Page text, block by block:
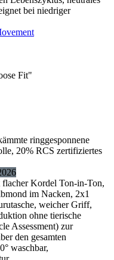
bei niedriger
Fit"
ringgesponnene
20% RCS zertifiziertes
Kordel Ton-in-Ton,
im Nacken, 2x1
weicher Griff,
ohne tierische
Assessment) zur
den gesamten
waschbar,